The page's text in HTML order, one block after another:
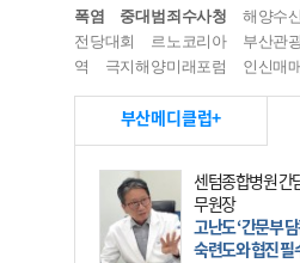
폭염 중대범죄수사청 해양수
전당대회
르노코리아 부산관
역
극지해양미래포럼 인신매매
부산메디클럽+
센텀종합병원 간
무원장
고난도 ‘간문부
숙련도와 협진 필